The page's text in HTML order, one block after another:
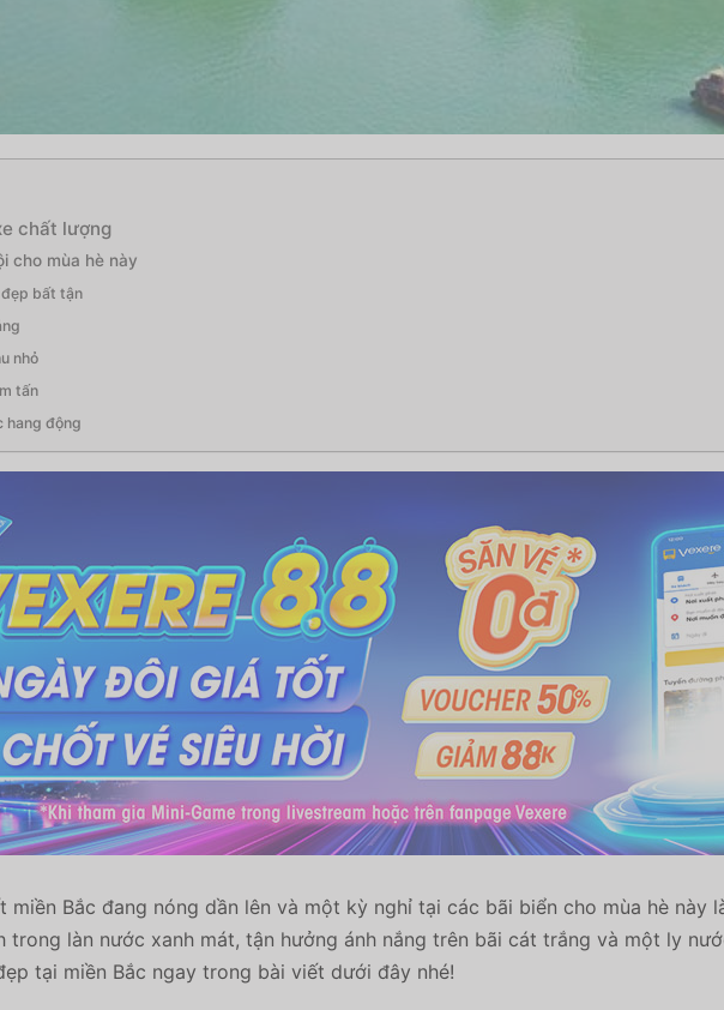
chất lượng
cho mùa hè này
đẹp bất tận
nhỏ
tấn
hang động
miền Bắc đang nóng dần lên và một kỳ nghỉ tại các bãi biển cho mùa hè
làn nước xanh mát, tận hưởng ánh nắng trên bãi cát trắng và một ly
tại miền Bắc ngay trong bài viết dưới đây nhé!